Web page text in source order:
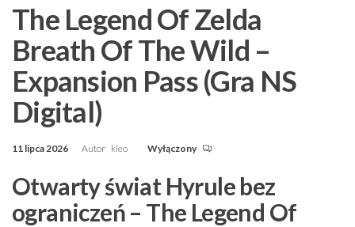
The Legend Of Zelda
Breath Of The Wild –
Expansion Pass (Gra NS
Digital)
11 lipca 2026 Autor kleo Wyłączony
Otwarty świat Hyrule bez
ograniczeń – The Legend Of